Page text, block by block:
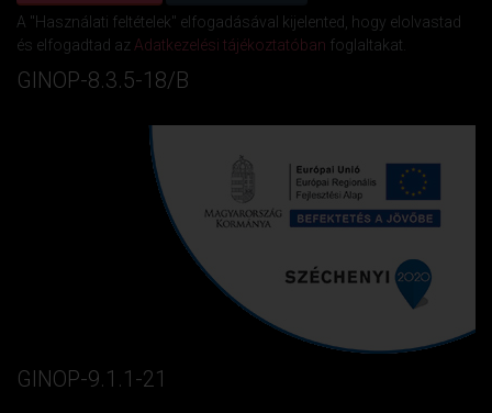
A "Használati feltételek" elfogadásával kijelented, hogy elolvastad
és elfogadtad az Adatkezelési tájékoztatóban foglaltakat.
GINOP-8.3.5-18/B
GINOP-9.1.1-21